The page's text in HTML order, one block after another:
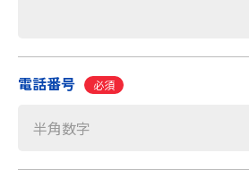
電話番号 必須